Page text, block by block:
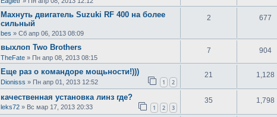
Махнуть двигатель Suzuki RF 400 на более
сильный
bes » Сб апр 06, 2013 08:09
2 677
выхлоп Two Brothers
TheFate » Пн апр 08, 2013 08:15
7 904
Еще раз о командоре мощьности!)))
Dionisss » Пн апр 01, 2013 12:52 1 2
21 1,128
качественная установка линз где?
leks72 » Вс мар 17, 2013 20:33 1 2 3
35 1,798